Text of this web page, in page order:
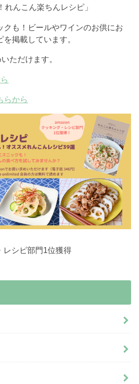
れんこん楽ちんレシピ」
クも！ビールやワインのお供にお
掲載しています。
ただけます。
らから
レシピ部門1位獲得